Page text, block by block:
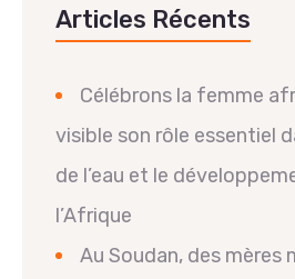
Articles Récents
Célébrons la femme
visible son rôle essentiel
de l’eau et le
l’Afrique
Au Soudan, des mères